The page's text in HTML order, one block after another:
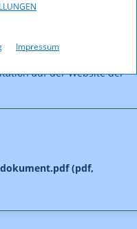
Impressum
auf der Website der
(pdf,